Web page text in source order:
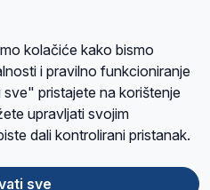
Marije (World Family of
je sedam članica, među
Marija.
PrijateljiKontaktPravila privatnosti
reCAPTCHA sustavom
kolačiće kako bismo
i pravilno funkcioniranje
pristajete na korištenje
upravljati svojim
dali kontrolirani pristanak.
sve